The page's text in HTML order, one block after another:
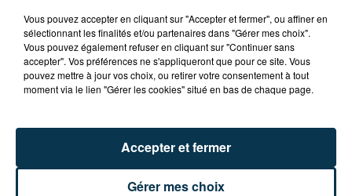
Il est vivement conseillé de réserver au 04-77-64-97-
68.
Programmation complète :www.copler.fr
Vous pouvez accepter en cliquant sur "Accepter et fermer", ou affiner en
sélectionnant les finalités et/ou partenaires dans "Gérer mes choix".
Vous pouvez également refuser en cliquant sur "Continuer sans
accepter". Vos préférences ne s'appliqueront que pour ce site. Vous
pouvez mettre à jour vos choix, ou retirer votre consentement à tout
moment via le lien "Gérer les cookies" situé en bas de chaque page.
Gérer mes choix
Accepter et fermer